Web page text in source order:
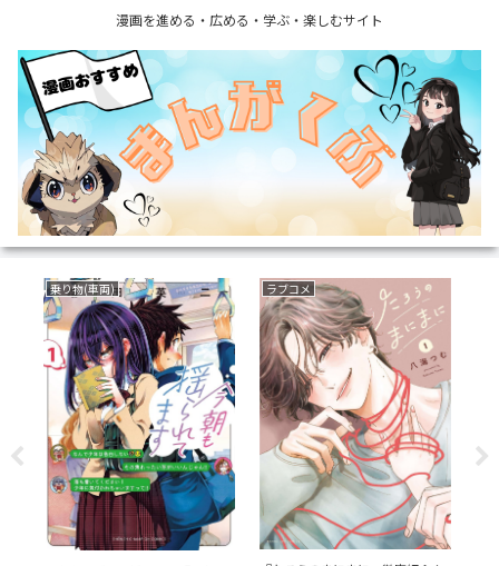
漫画を進める・広める・学ぶ・楽しむサイト
ファンタジー ファンタジー